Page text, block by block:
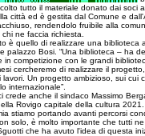
tutto il materiale donato dai soci
città ed è gestita dal Comune e
rendendolo fruibile alla
ne faccia richiesta.
è quello di realizzare una biblioteca
palazzo Bosi. “Una biblioteca – ha
in competizione con le grandi
cercheremo di realizzare il
lavori. Un progetto ambizioso, sui cui
internazionale”.
crede anche il sindaco Massimo
Rovigo capitale della cultura
stiamo portando avanti percorsi
solo, è molto importante che tutti
che ha avuto l'idea di questa